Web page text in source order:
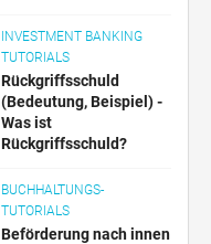
INVESTMENT BANKING
TUTORIALS
Rückgriffsschuld
(Bedeutung, Beispiel) -
Was ist
Rückgriffsschuld?
BUCHHALTUNGS-
TUTORIALS
Beförderung nach innen